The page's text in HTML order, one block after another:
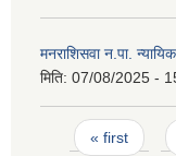
मनराशिसवा न.पा.
मिति: 07/08/2025 -
Pages
« first